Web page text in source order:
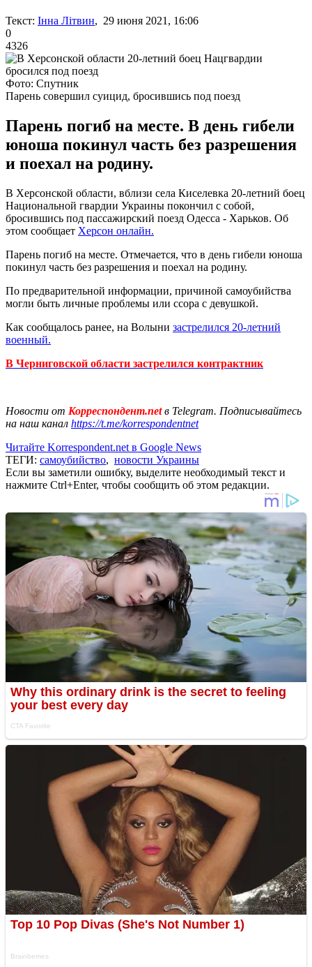
Текст: Інна Літвин, 29 июня 2021, 16:06
0
4326
Фото: Спутник
Парень совершил суицид, бросившись под поезд
Парень погиб на месте. В день гибели
юноша покинул часть без разрешения
и поехал на родину.
В Херсонской области, вблизи села Киселевка 20-летний боец
Национальной гвардии Украины покончил с собой,
бросившись под пассажирский поезд Одесса - Харьков. Об
этом сообщает Херсон онлайн.
Парень погиб на месте. Отмечается, что в день гибели юноша
покинул часть без разрешения и поехал на родину.
По предварительной информации, причиной самоубийства
могли быть личные проблемы или ссора с девушкой.
Как сообщалось ранее, на Волыни застрелился 20-летний
военный.
В Черниговской области застрелился контрактник
Новости от Корреспондент.netв Telegram. Подписывайтесь
на наш канал https://t.me/korrespondentnet
Читайте Korrespondent.net в Google News
ТЕГИ: самоубийство, новости Украины
Если вы заметили ошибку, выделите необходимый текст и
нажмите Ctrl+Enter, чтобы сообщить об этом редакции.